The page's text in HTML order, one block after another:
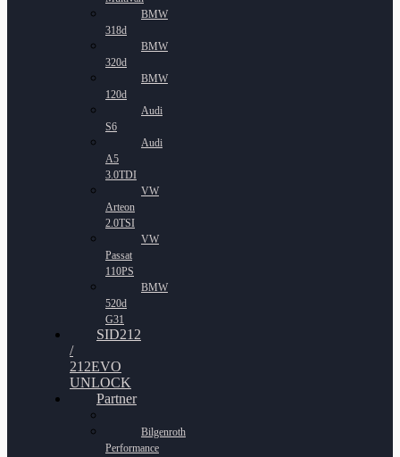
BMW
318d
BMW
320d
BMW
120d
Audi
S6
Audi
A5
3.0TDI
VW
Arteon
2.0TSI
VW
Passat
110PS
BMW
520d
G31
SID212
/
212EVO
UNLOCK
Partner
Bilgenroth
Performance